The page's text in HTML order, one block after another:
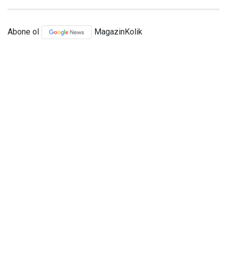
Abone ol MagazinKolik